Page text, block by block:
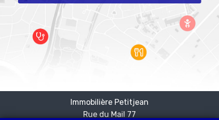
Immobilière Petitjean
—
Rue du Mail 77